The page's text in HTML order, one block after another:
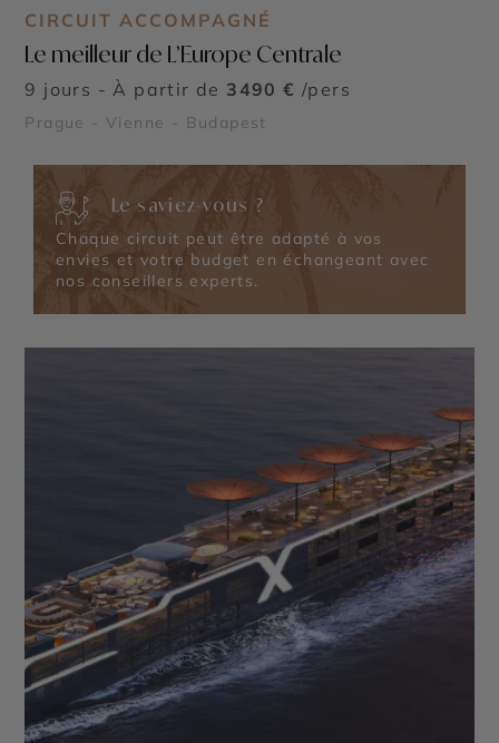
CIRCUIT ACCOMPAGNÉ
Le meilleur de L’Europe Centrale
9 jours - À partir de 3490 € /pers
Prague - Vienne - Budapest
Le saviez-vous ?
Chaque circuit peut être adapté à vos
envies et votre budget en échangeant avec
nos conseillers experts.